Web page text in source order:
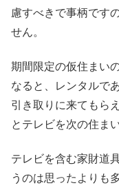
慮すべきで事柄です
せん。
期間限定の仮住まい
なると、レンタルで
引き取りに来てもら
とテレビを次の住ま
テレビを含む家財道
うのは思ったよりも